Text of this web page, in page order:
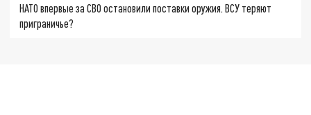
НАТО впервые за СВО остановили поставки оружия. ВСУ теряют
приграничье?